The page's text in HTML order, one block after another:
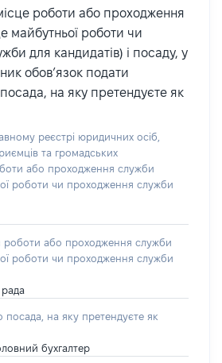
роботи або проходження
майбутньої роботи чи
для кандидатів) і посаду, у
обов’язок подати
на яку претендуєте як
реєстрі юридичних осіб,
та громадських
або проходження служби
роботи чи проходження служби
роботи або проходження служби
роботи чи проходження служби
посада, на яку претендуєте як
бухгалтер